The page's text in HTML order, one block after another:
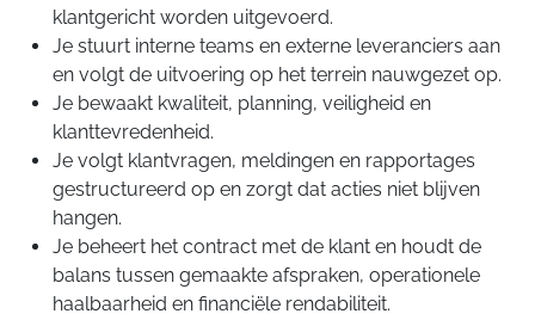
klantgericht worden uitgevoerd.
Je stuurt interne teams en externe leveranciers aan
en volgt de uitvoering op het terrein nauwgezet op.
Je bewaakt kwaliteit, planning, veiligheid en
klanttevredenheid.
Je volgt klantvragen, meldingen en rapportages
gestructureerd op en zorgt dat acties niet blijven
hangen.
Je beheert het contract met de klant en houdt de
balans tussen gemaakte afspraken, operationele
haalbaarheid en financiële rendabiliteit.